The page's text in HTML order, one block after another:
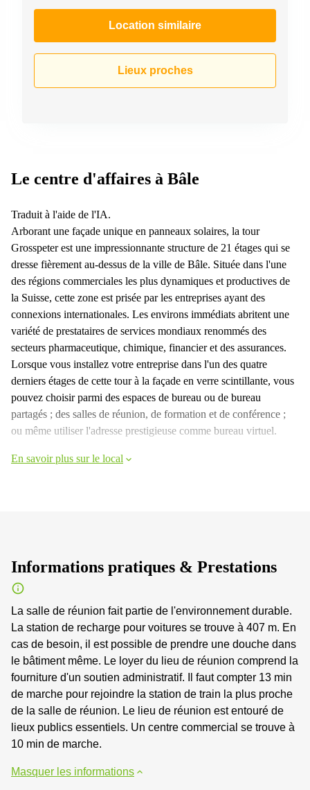
267
Chemin
de la
La
Rolle
Bahnhofstrasse
10 Zürich
Location similaire
Lieux proches
Le centre d'affaires à Bâle
Traduit à l'aide de l'IA.
Arborant une façade unique en panneaux solaires, la tour
Grosspeter est une impressionnante structure de 21 étages qui se
dresse fièrement au-dessus de la ville de Bâle. Située dans l'une
des régions commerciales les plus dynamiques et productives de
la Suisse, cette zone est prisée par les entreprises ayant des
connexions internationales. Les environs immédiats abritent une
variété de prestataires de services mondiaux renommés des
secteurs pharmaceutique, chimique, financier et des assurances.
Lorsque vous installez votre entreprise dans l'un des quatre
derniers étages de cette tour à la façade en verre scintillante, vous
pouvez choisir parmi des espaces de bureau ou de bureau
partagés ; des salles de réunion, de formation et de conférence ;
ou même utiliser l'adresse prestigieuse comme bureau virtuel.
En savoir plus sur le local
Informations pratiques & Prestations
La salle de réunion fait partie de l'environnement durable.
La station de recharge pour voitures se trouve à 407 m. En
cas de besoin, il est possible de prendre une douche dans
le bâtiment même. Le loyer du lieu de réunion comprend la
fourniture d'un soutien administratif. Il faut compter 13 min
de marche pour rejoindre la station de train la plus proche
de la salle de réunion. Le lieu de réunion est entouré de
lieux publics essentiels. Un centre commercial se trouve à
10 min de marche.
Masquer les informations